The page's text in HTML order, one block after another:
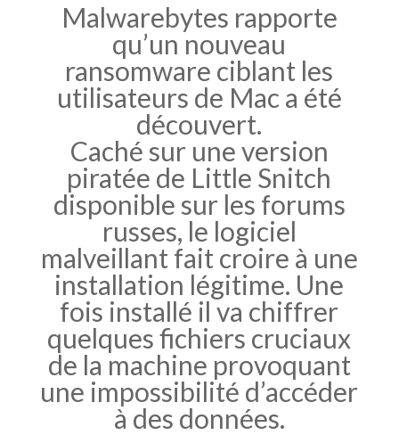
Malwarebytes rapporte
qu’un nouveau
ransomware ciblant les
utilisateurs de Mac a été
découvert.
Caché sur une version
piratée de Little Snitch
disponible sur les forums
russes, le logiciel
malveillant fait croire à une
installation légitime. Une
fois installé il va chiffrer
quelques fichiers cruciaux
de la machine provoquant
une impossibilité d’accéder
à des données.